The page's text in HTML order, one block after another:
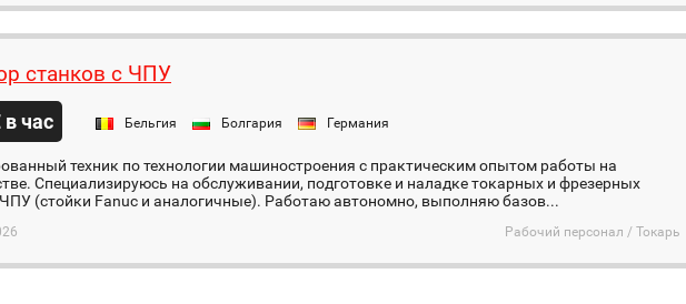
станков с ЧПУ
в час Бельгия Болгария Германия
техник по технологии машиностроения с практическим опытом работы на
Специализируюсь на обслуживании, подготовке и наладке токарных и фрезерных
(стойки Fanuc и аналогичные). Работаю автономно, выполняю базов...
Рабочий персонал / Токарь